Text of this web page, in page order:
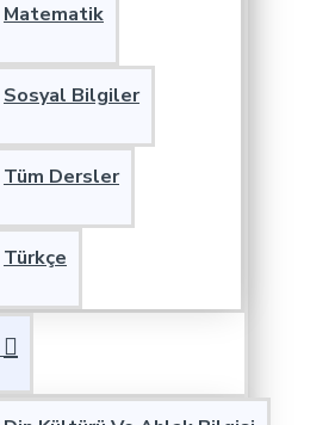
Matematik
Sosyal Bilgiler
Tüm Dersler
Türkçe